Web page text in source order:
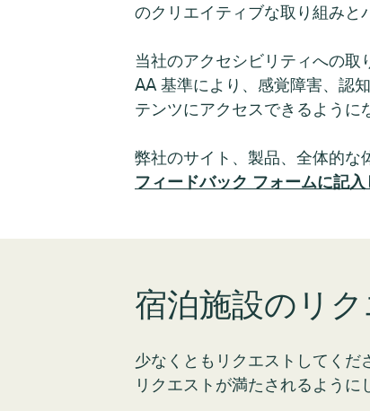
のクリエイティブな取り組みと
当社のアクセシビリティへの取
AA 基準により、感覚障害、認
テンツにアクセスできるように
弊社のサイト、製品、全体的な
フィードバック フォームに記入
宿泊施設のリク
少なくともリクエストしてくだ
リクエストが満たされるよう